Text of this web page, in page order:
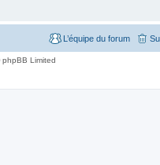
L’équipe du forum
Limited